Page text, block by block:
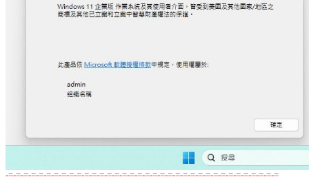
-=-=-=-=-=-=-=-=-=-=-=-=-=-=-=-=-=-=-=-=-=-=-=-=-=-=-=-=-=-=-=-=-=-=-=-=